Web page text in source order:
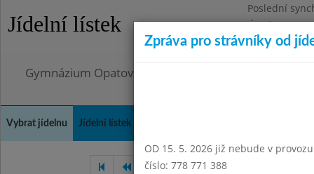
Jídelní lístek
Poslední
Úterý
Omezení
Gymnázium Opatov, Praha 4, Konstantinova 1500
Vybrat jídelnu Jídelní lístek
Únor 2014
Zpráva pro strávníky od
OD 15. 5. 2026 již nebude v
číslo: 778 771 388